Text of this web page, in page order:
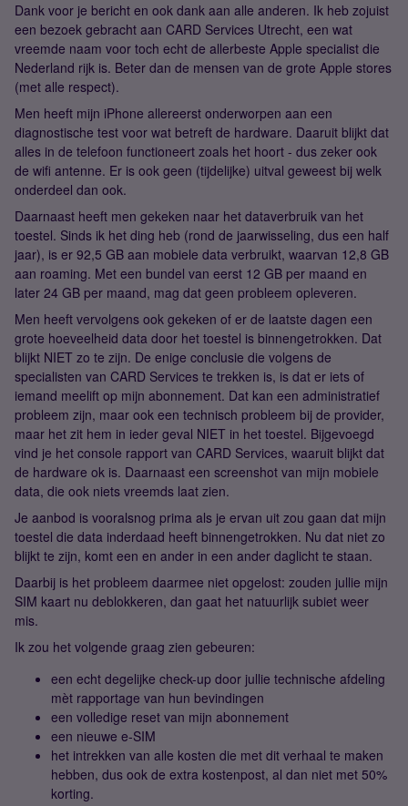
Dank voor je bericht en ook dank aan alle anderen. Ik heb zojuist
een bezoek gebracht aan CARD Services Utrecht, een wat
vreemde naam voor toch echt de allerbeste Apple specialist die
Nederland rijk is. Beter dan de mensen van de grote Apple stores
(met alle respect).
Men heeft mijn iPhone allereerst onderworpen aan een
diagnostische test voor wat betreft de hardware. Daaruit blijkt dat
alles in de telefoon functioneert zoals het hoort - dus zeker ook
de wifi antenne. Er is ook geen (tijdelijke) uitval geweest bij welk
onderdeel dan ook.
Daarnaast heeft men gekeken naar het dataverbruik van het
toestel. Sinds ik het ding heb (rond de jaarwisseling, dus een half
jaar), is er 92,5 GB aan mobiele data verbruikt, waarvan 12,8 GB
aan roaming. Met een bundel van eerst 12 GB per maand en
later 24 GB per maand, mag dat geen probleem opleveren.
Men heeft vervolgens ook gekeken of er de laatste dagen een
grote hoeveelheid data door het toestel is binnengetrokken. Dat
blijkt NIET zo te zijn. De enige conclusie die volgens de
specialisten van CARD Services te trekken is, is dat er iets of
iemand meelift op mijn abonnement. Dat kan een administratief
probleem zijn, maar ook een technisch probleem bij de provider,
maar het zit hem in ieder geval NIET in het toestel. Bijgevoegd
vind je het console rapport van CARD Services, waaruit blijkt dat
de hardware ok is. Daarnaast een screenshot van mijn mobiele
data, die ook niets vreemds laat zien.
Je aanbod is vooralsnog prima als je ervan uit zou gaan dat mijn
toestel die data inderdaad heeft binnengetrokken. Nu dat niet zo
blijkt te zijn, komt een en ander in een ander daglicht te staan.
Daarbij is het probleem daarmee niet opgelost: zouden jullie mijn
SIM kaart nu deblokkeren, dan gaat het natuurlijk subiet weer
mis.
Ik zou het volgende graag zien gebeuren:
een echt degelijke check-up door jullie technische afdeling
mèt rapportage van hun bevindingen
een volledige reset van mijn abonnement
een nieuwe e-SIM
het intrekken van alle kosten die met dit verhaal te maken
hebben, dus ook de extra kostenpost, al dan niet met 50%
korting.